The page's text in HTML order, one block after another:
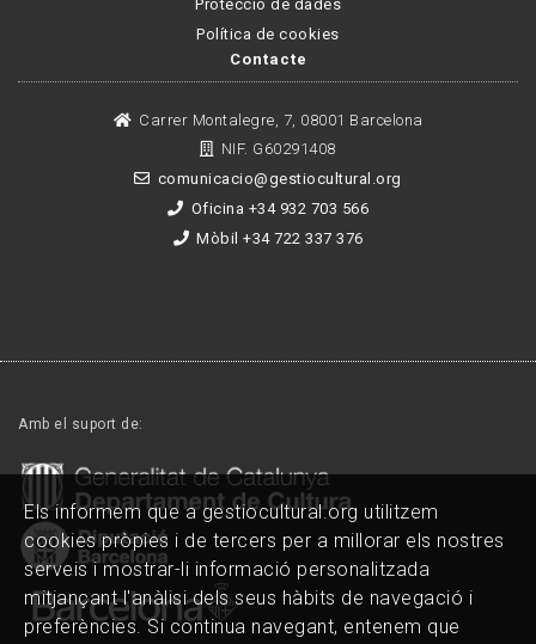
Protecció de dades
Política de cookies
Contacte
Carrer Montalegre, 7, 08001 Barcelona
NIF. G60291408
comunicacio@gestiocultural.org
Oficina +34 932 703 566
Mòbil +34 722 337 376
Amb el suport de:
Els informem que a gestiocultural.org utilitzem
cookies pròpies i de tercers per a millorar els nostres
serveis i mostrar-li informació personalitzada
mitjançant l'anàlisi dels seus hàbits de navegació i
preferències. Si continua navegant, entenem que